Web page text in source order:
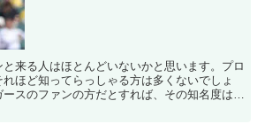
来る人はほとんどいないかと思います。プロ
ほど知ってらっしゃる方は多くないでしょ
スのファンの方だとすれば、その知名度は一